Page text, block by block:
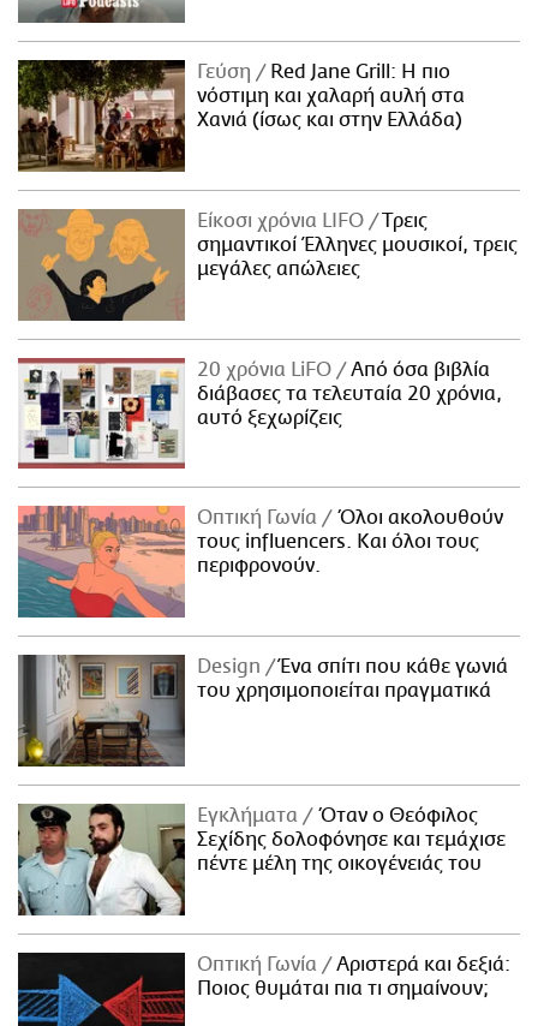
Γεύση
Red Jane Grill: Η πιο
νόστιμη και χαλαρή αυλή στα
Χανιά (ίσως και στην Ελλάδα)
Είκοσι χρόνια LIFO
Tρεις
σημαντικοί Έλληνες μουσικοί, τρεις
μεγάλες απώλειες
20 χρόνια LiFO
Από όσα βιβλία
διάβασες τα τελευταία 20 χρόνια,
αυτό ξεχωρίζεις
Οπτική Γωνία
Όλοι ακολουθούν
τους influencers. Και όλοι τους
περιφρονούν.
Design
Ένα σπίτι που κάθε γωνιά
του χρησιμοποιείται πραγματικά
Εγκλήματα
Όταν ο Θεόφιλος
Σεχίδης δολοφόνησε και τεμάχισε
πέντε μέλη της οικογένειάς του
Οπτική Γωνία
Αριστερά και δεξιά:
Ποιος θυμάται πια τι σημαίνουν;